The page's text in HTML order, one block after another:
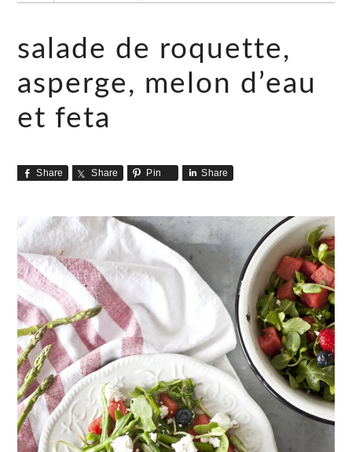
salade de roquette,
asperge, melon d’eau
et feta
Share Share Pin Share